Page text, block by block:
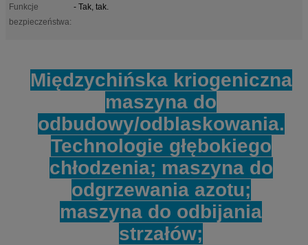
Funkcje
bezpieczeństwa:
- Tak, tak.
Międzychińska kriogeniczna
maszyna do
odbudowy/odblaskowania.
Technologie głębokiego
chłodzenia; maszyna do
odgrzewania azotu;
maszyna do odbijania
strzałów;